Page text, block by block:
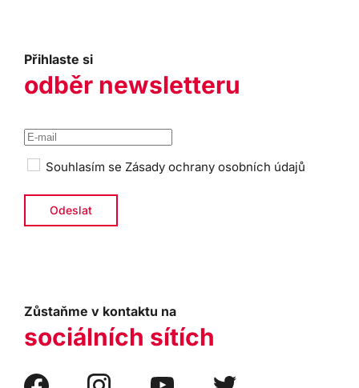
Přihlaste si
odběr newsletteru
Souhlasím se Zásady ochrany osobních údajů
Zůstaňme v kontaktu na
sociálních sítích